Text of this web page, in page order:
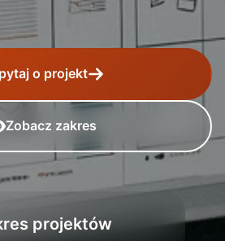
o projekt
Zobacz zakres
projektów